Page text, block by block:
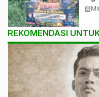
calendar_month
REKOMENDASI